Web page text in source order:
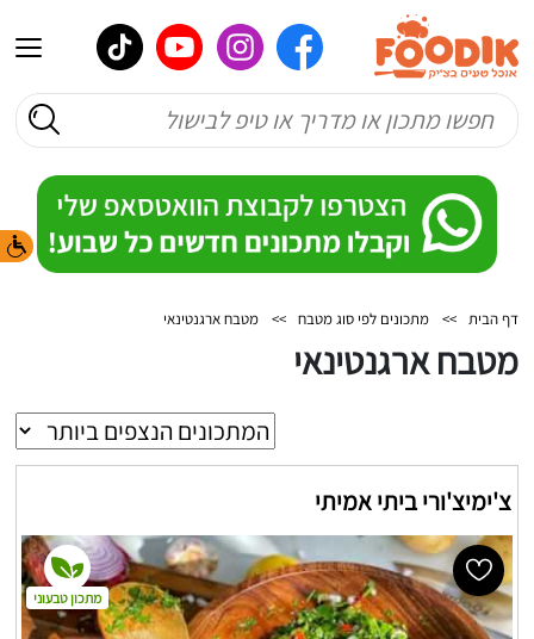
דף הבית >> מתכונים לפי סוג מטבח >> מטבח ארגנטינאי
מטבח ארגנטינאי
צ'ימיצ'ורי ביתי אמיתי
מתכון טבעוני